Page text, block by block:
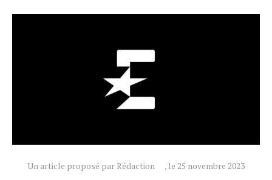
Un article proposé par Rédaction , le 25 novembre 2023